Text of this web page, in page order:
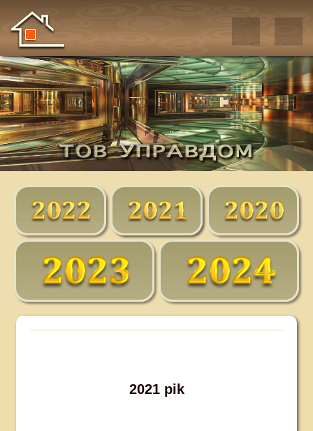
2021 pik